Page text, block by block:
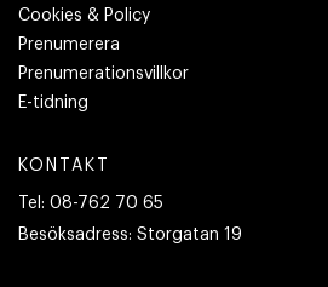
Cookies & Policy
Prenumerera
Prenumerationsvillkor
E-tidning
KONTAKT
Tel: 08-762 70 65
Besöksadress: Storgatan 19